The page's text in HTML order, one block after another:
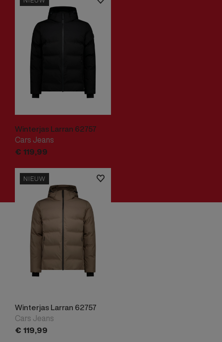
Winterjas Larran 62757
Cars Jeans
€ 119,99
NIEUW
Winterjas Larran 62757
Cars Jeans
€ 119,99